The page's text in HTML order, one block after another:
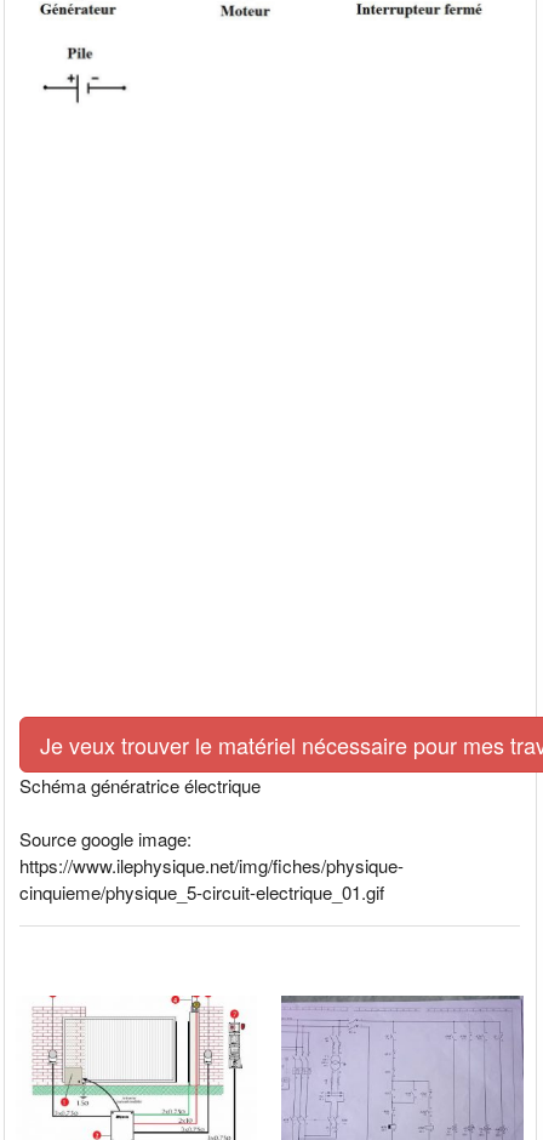
Je veux trouver le matériel nécessaire pour mes
Schéma génératrice électrique
Source google image:
https://www.ilephysique.net/img/fiches/physique-
cinquieme/physique_5-circuit-electrique_01.gif